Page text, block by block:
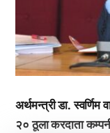
अर्थमन्त्री डा.
२० ठूला करदाता